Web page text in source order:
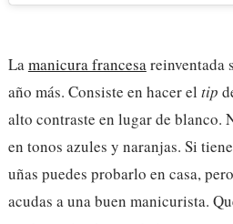
Lamanicura francesareinventada
año más. Consiste en hacer el tip
alto contraste en lugar de blanco.
en tonos azules y naranjas. Si
uñas puedes probarlo en casa,
acudas a una buen manicurista.